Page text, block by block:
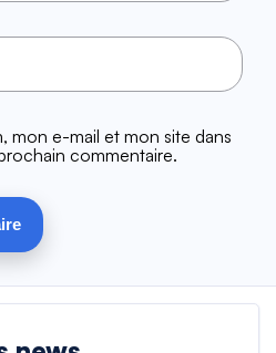
mon e-mail et mon site dans
commentaire.